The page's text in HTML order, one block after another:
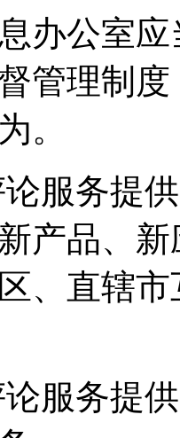
办公室
管理制
。
服务提
产品、
、直辖
服务提